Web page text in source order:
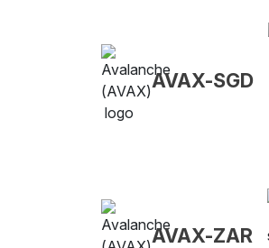
AVAX-SGD
AVAX-ZAR